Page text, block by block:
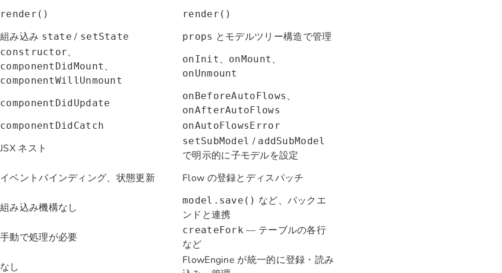
render() render()
組み込み state / setState props とモデルツリー構造で管理
constructor、
componentDidMount 、
componentWillUnmount
onInit 、 onMount 、
onUnmount
componentDidUpdate
onBeforeAutoFlows 、
onAfterAutoFlows
componentDidCatch onAutoFlowsError
JSX ネスト
setSubModel / addSubModel
で明示的に子モデルを設定
イベントバインディング、状態更新 Flow の登録とディスパッチ
組み込み機構なし
model.save() など、バックエ
ンドと連携
手動で処理が必要
createFork — テーブルの各行
など
なし
FlowEngine が統一的に登録・読み